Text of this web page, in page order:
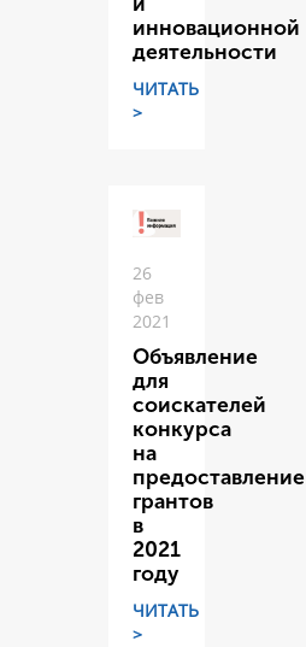
инновационной
деятельности
ЧИТАТЬ
>
26
фев
2021
Объявление
для
соискателей
конкурса
на
предоставление
грантов
в
2021
году
ЧИТАТЬ
>